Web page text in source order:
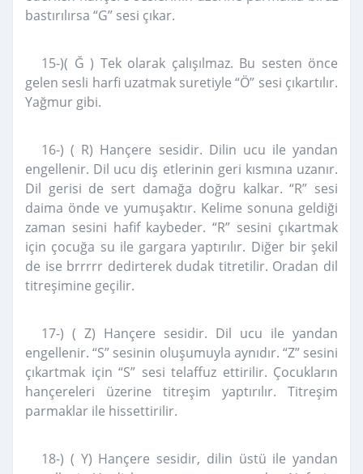
bastırılırsa “G” sesi çıkar.
15-)( Ğ ) Tek olarak çalışılmaz. Bu sesten önce
gelen sesli harfi uzatmak suretiyle “Ö” sesi çıkartılır.
Yağmur gibi.
16-) ( R) Hançere sesidir. Dilin ucu ile yandan
engellenir. Dil ucu diş etlerinin geri kısmına uzanır.
Dil gerisi de sert damağa doğru kalkar. “R” sesi
daima önde ve yumuşaktır. Kelime sonuna geldiği
zaman sesini hafif kaybeder. “R” sesini çıkartmak
için çocuğa su ile gargara yaptırılır. Diğer bir şekil
de ise brrrrr dedirterek dudak titretilir. Oradan dil
titreşimine geçilir.
17-) ( Z) Hançere sesidir. Dil ucu ile yandan
engellenir. “S” sesinin oluşumuyla aynıdır. “Z” sesini
çıkartmak için “S” sesi telaffuz ettirilir. Çocukların
hançereleri üzerine titreşim yaptırılır. Titreşim
parmaklar ile hissettirilir.
18-) ( Y) Hançere sesidir, dilin üstü ile yandan